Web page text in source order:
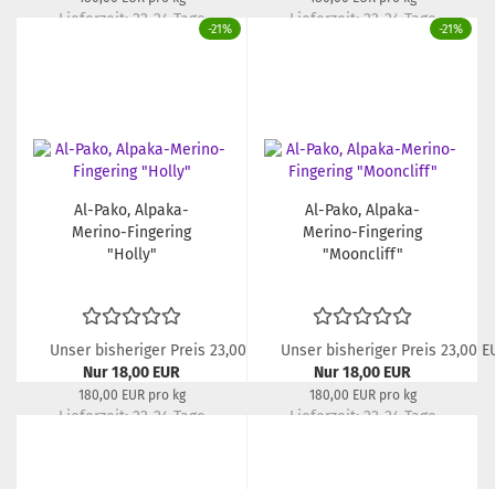
Lieferzeit: 22-24 Tage Lieferzeit: 22-24 Tage
-21%
Al-Pako, Alpaka-
Merino-Fingering
"Holly"
Unser bisheriger Preis 23,00 EUR
Nur 18,00 EUR
180,00 EUR pro kg
Lieferzeit: 22-24 Tage
-21%
Al-Pako, Alpaka-
Merino-Fingering
"Mooncliff"
Unser bisheriger Preis 23,00
Nur 18,00 EUR
180,00 EUR pro kg
Lieferzeit: 22-24 Tage